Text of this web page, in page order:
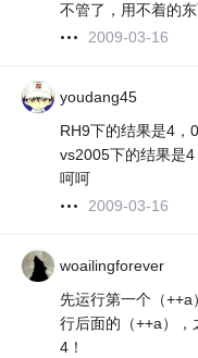
不管了，用不着的
2009-03-16
youdang45
RH9下的结果是4，0
vs2005下的结果是4
呵呵
2009-03-16
woailingforever
先运行第一个（
行后面的（++a）
4！